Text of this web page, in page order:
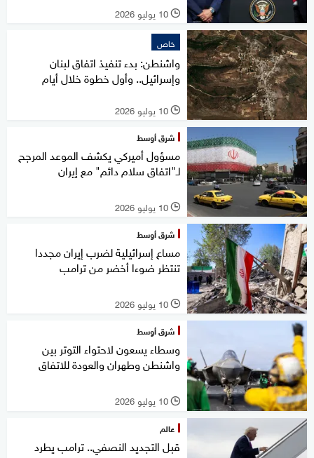
l 10 يوليو 2026
خاص
واشنطن: بدء تنفيذ اتفاق لبنان
وإسرائيل.. وأول خطوة خلال أيام
l 10 يوليو 2026
شرق أوسط
مسؤول أميركي يكشف الموعد المرجح
لـ"اتفاق سلام دائم" مع إيران
l 10 يوليو 2026
شرق أوسط
مساع إسرائيلية لضرب إيران مجددا
تنتظر ضوءا أخضر من ترامب
l 10 يوليو 2026
شرق أوسط
وسطاء يسعون لاحتواء التوتر بين
واشنطن وطهران والعودة للاتفاق
l 10 يوليو 2026
عالم
قبل التجديد النصفي.. ترامب يطرد